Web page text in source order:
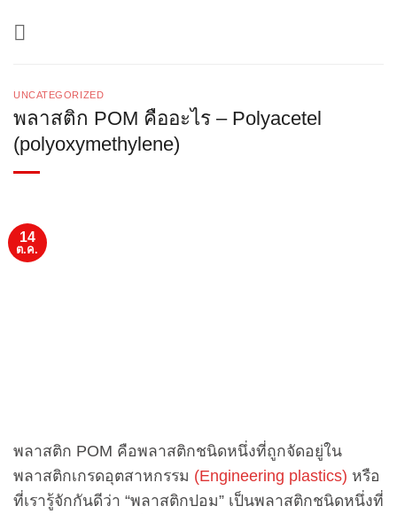
UNCATEGORIZED
พลาสติก POM คืออะไร – Polyacetel
(polyoxymethylene)
14
ต.ค.
พลาสติก POM คือพลาสติกชนิดหนึ่งที่ถูกจัดอยู่ใน
พลาสติกเกรดอุตสาหกรรม (Engineering plastics) หรือ
ที่เรารู้จักกันดีว่า “พลาสติกปอม” เป็นพลาสติกชนิดหนึ่งที่